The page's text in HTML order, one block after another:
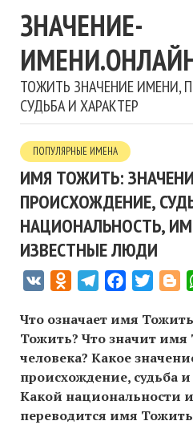
ЗНАЧЕНИЕ-
ТОЖИТЬ ЗНАЧЕНИЕ ИМЕНИ,
СУДЬБА И ХАРАКТЕР
ПОПУЛЯРНЫЕ ИМЕНА
ИМЯ ТОЖИТЬ:
ПРОИСХОЖДЕНИЕ,
НАЦИОНАЛЬНОСТЬ,
ИЗВЕСТНЫЕ ЛЮДИ
VK Odnoklassniki
TelegramFacebook
Что означает имя
Тожить? Что значит имя
человека? Какое
происхождение, судьба
Какой национальности
переводится имя